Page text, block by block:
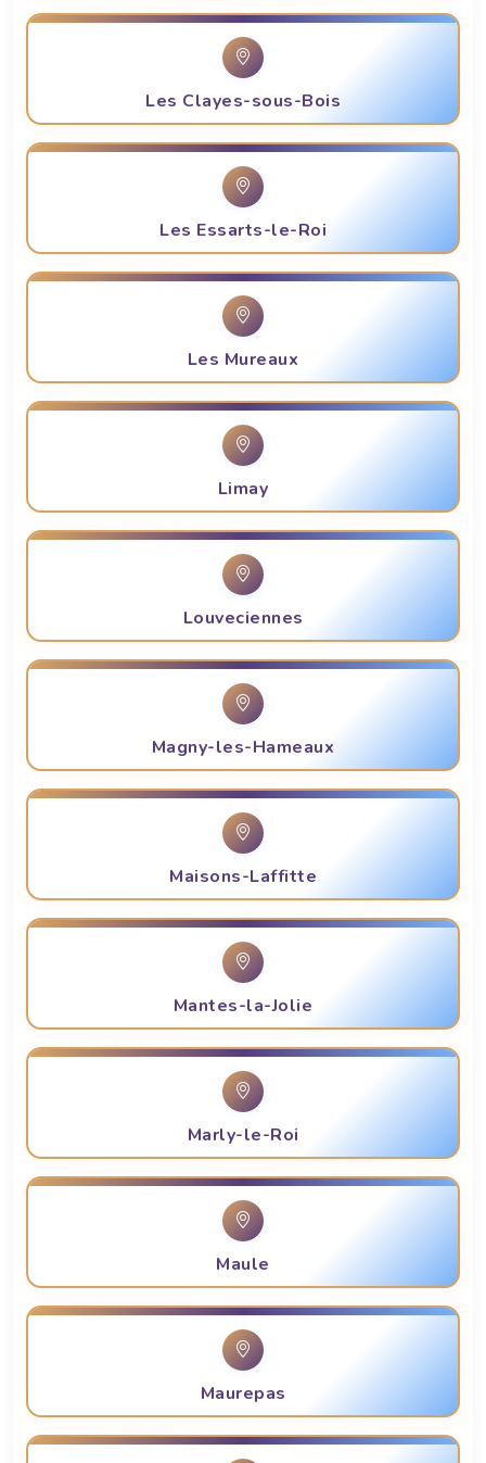
Les Clayes-sous-Bois
Les Essarts-le-Roi
Les Mureaux
Limay
Louveciennes
Magny-les-Hameaux
Maisons-Laffitte
Mantes-la-Jolie
Marly-le-Roi
Maule
Maurepas